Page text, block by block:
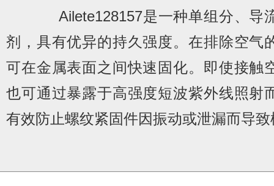
Ailete128157是一种单组分、导流
剂，具有优异的持久强度。在排除空气
可在金属表面之间快速固化。即使接触
也可通过暴露于高强度短波紫外线照射
有效防止螺纹紧固件因振动或泄漏而导